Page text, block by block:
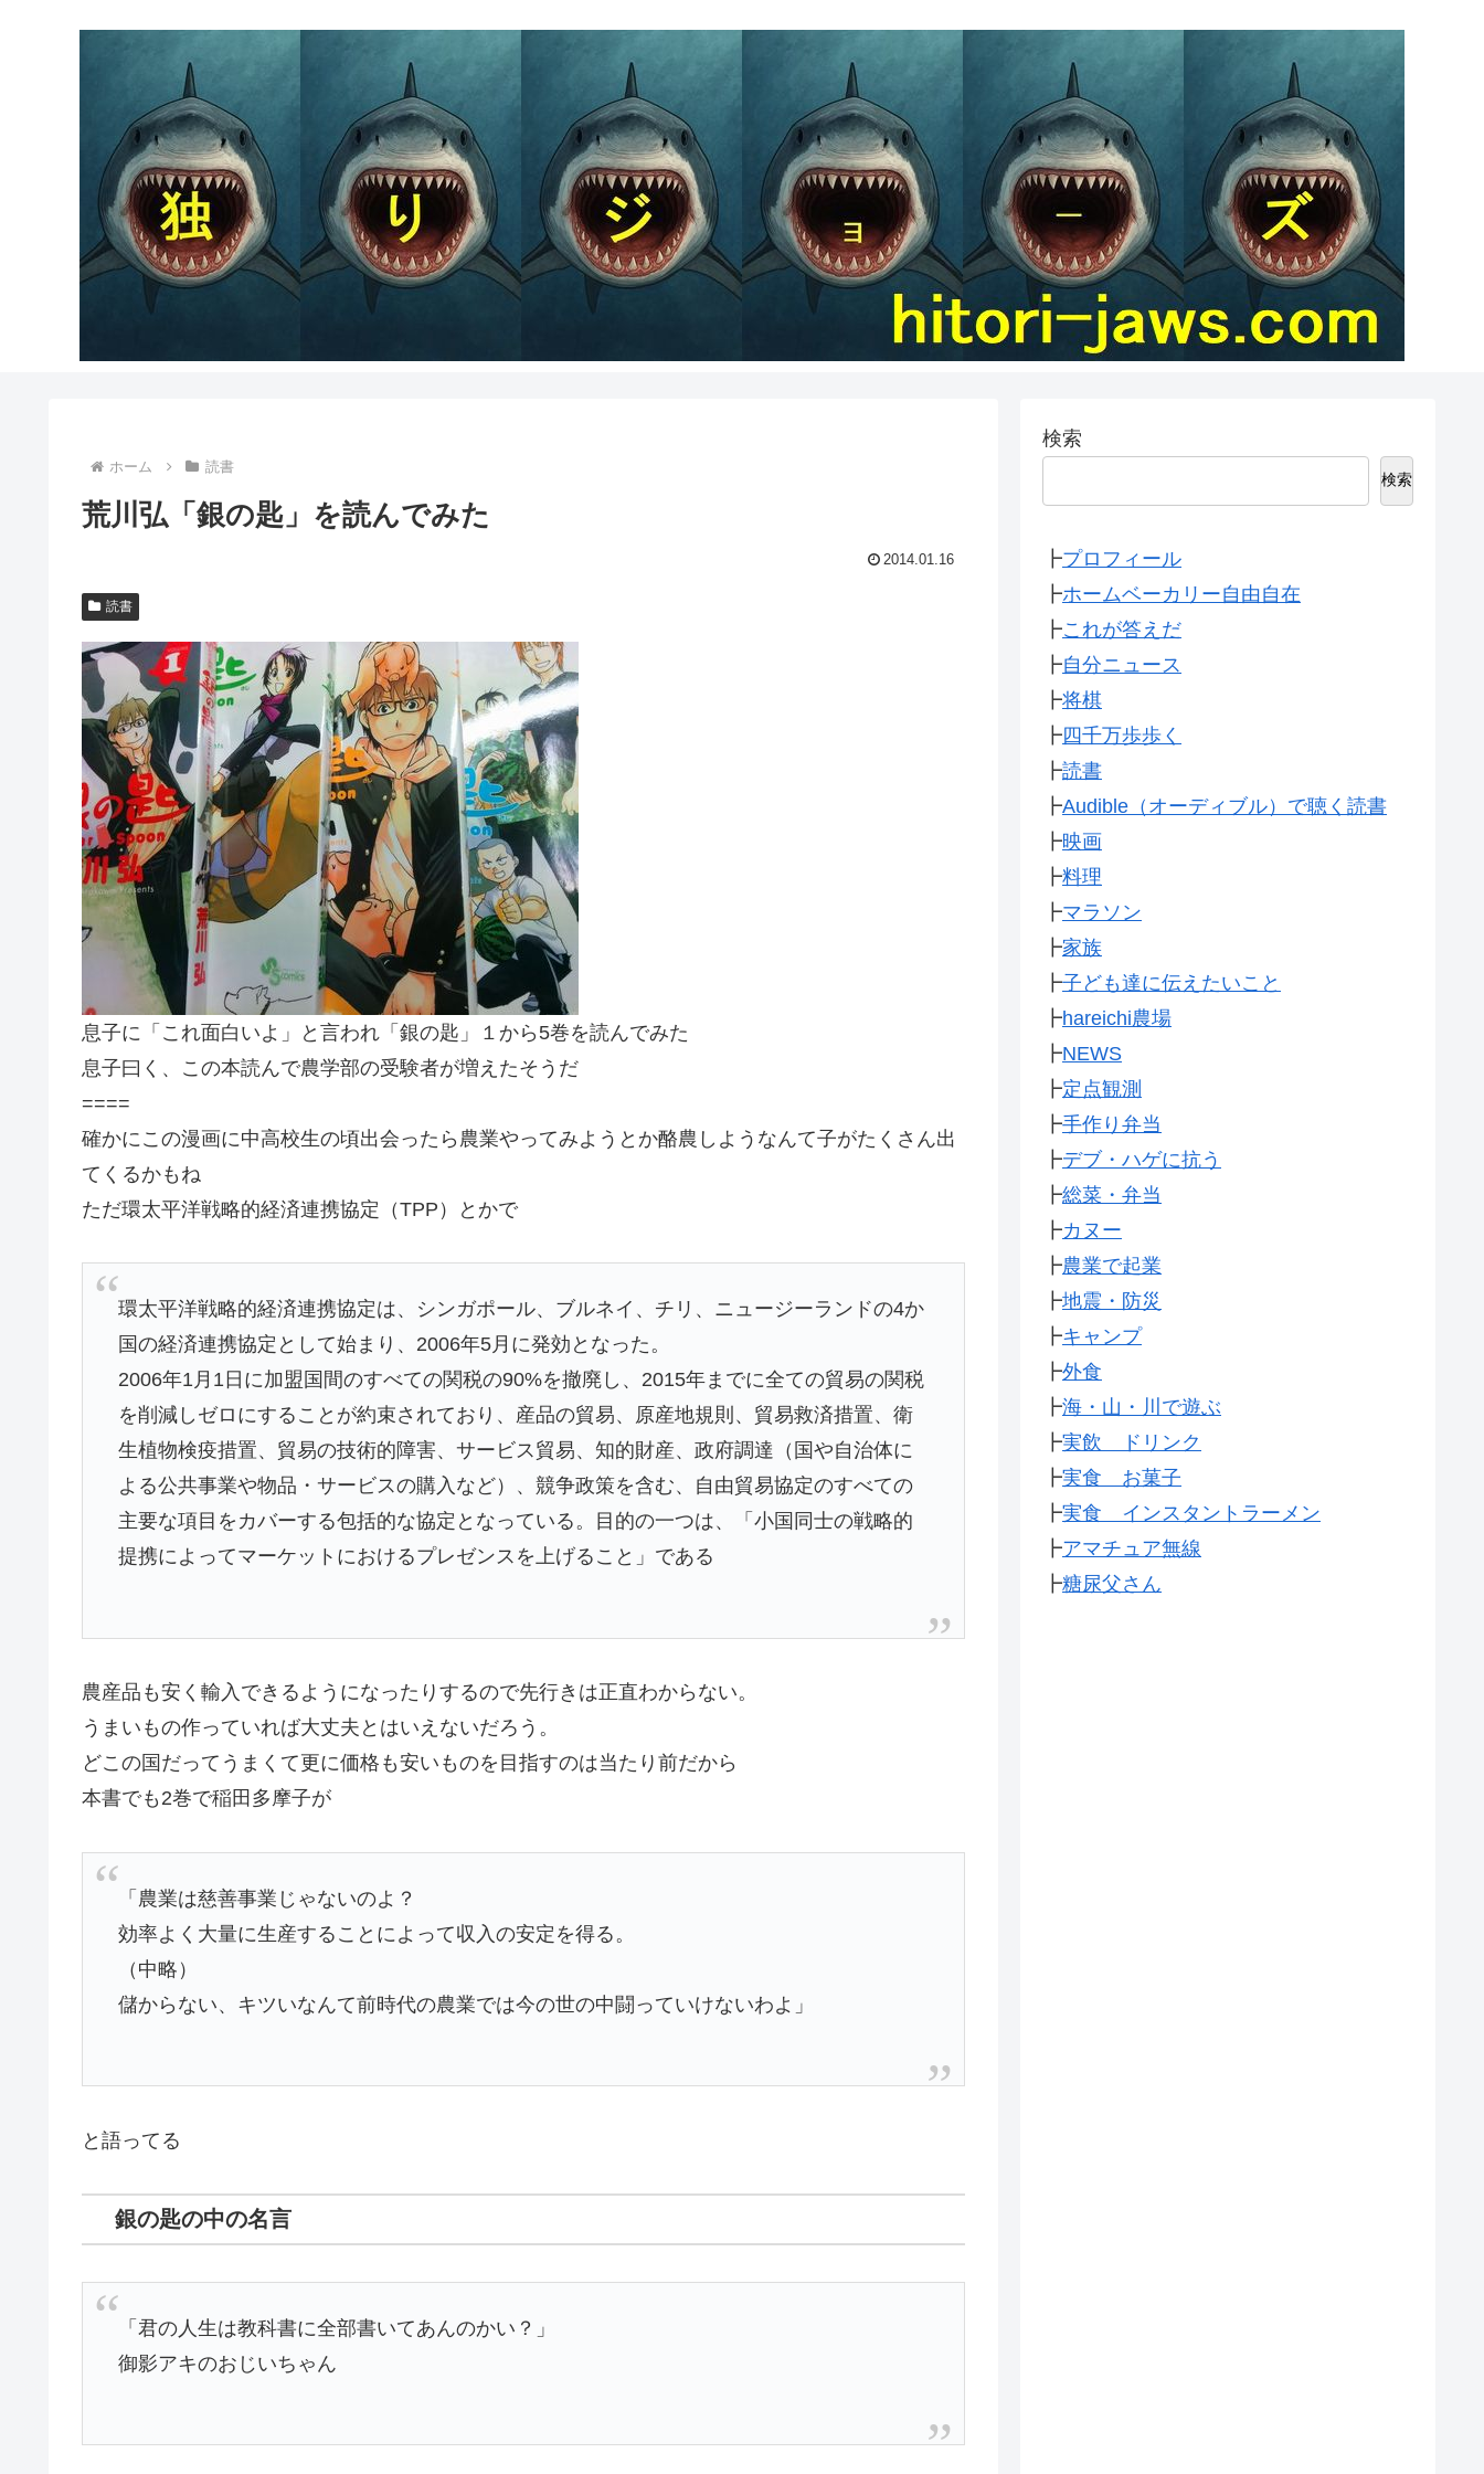
ホーム 読書
荒川弘「銀の匙」を読んでみた
2014.01.16
読書
息子に「これ面白いよ」と言われ「銀の匙」１から5巻を読んでみた
息子曰く、この本読んで農学部の受験者が増えたそうだ
====
確かにこの漫画に中高校生の頃出会ったら農業やってみようとか酪農しようなんて子がたくさん出
てくるかもね
ただ環太平洋戦略的経済連携協定（TPP）とかで
環太平洋戦略的経済連携協定は、シンガポール、ブルネイ、チリ、ニュージーランドの4か
国の経済連携協定として始まり、2006年5月に発効となった。
2006年1月1日に加盟国間のすべての関税の90%を撤廃し、2015年までに全ての貿易の関税
を削減しゼロにすることが約束されており、産品の貿易、原産地規則、貿易救済措置、衛
生植物検疫措置、貿易の技術的障害、サービス貿易、知的財産、政府調達（国や自治体に
よる公共事業や物品・サービスの購入など）、競争政策を含む、自由貿易協定のすべての
主要な項目をカバーする包括的な協定となっている。目的の一つは、「小国同士の戦略的
提携によってマーケットにおけるプレゼンスを上げること」である
農産品も安く輸入できるようになったりするので先行きは正直わからない。
うまいもの作っていれば大丈夫とはいえないだろう。
どこの国だってうまくて更に価格も安いものを目指すのは当たり前だから
本書でも2巻で稲田多摩子が
「農業は慈善事業じゃないのよ？
効率よく大量に生産することによって収入の安定を得る。
（中略）
儲からない、キツいなんて前時代の農業では今の世の中闘っていけないわよ」
と語ってる
銀の匙の中の名言
「君の人生は教科書に全部書いてあんのかい？」
御影アキのおじいちゃん
検索
検索
┣プロフィール
┣ホームベーカリー自由自在
┣これが答えだ
┣自分ニュース
┣将棋
┣四千万歩歩く
┣読書
┣Audible（オーディブル）で聴く読書
┣映画
┣料理
┣マラソン
┣家族
┣子ども達に伝えたいこと
┣hareichi農場
┣NEWS
┣定点観測
┣手作り弁当
┣デブ・ハゲに抗う
┣総菜・弁当
┣カヌー
┣農業で起業
┣地震・防災
┣キャンプ
┣外食
┣海・山・川で遊ぶ
┣実飲 ドリンク
┣実食 お菓子
┣実食 インスタントラーメン
┣アマチュア無線
┣糖尿父さん